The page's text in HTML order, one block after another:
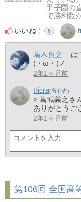
甲子園の
で勝利数
いいね！ 6
葛木良之
は
(・ω・)ノ
2年1ヶ月前
tricra
> 葛城義之さ
ありがとうご
2年1ヶ月前